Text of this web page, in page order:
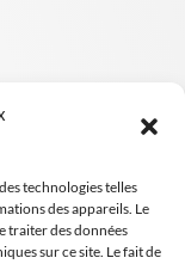
technologies telles
des appareils. Le
traiter des données
sur ce site. Le fait de